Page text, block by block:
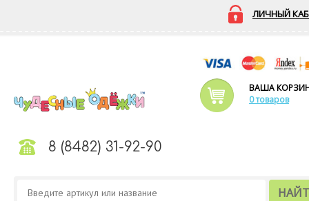
ЛИЧНЫЙ
8 (8482) 31-92-90
ВАША
0 товаров